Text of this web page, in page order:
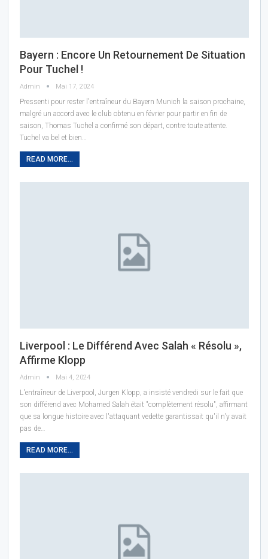
Bayern : Encore Un Retournement De Situation
Pour Tuchel !
Admin Mai 17, 2024
Pressenti pour rester l'entraîneur du Bayern Munich la saison prochaine,
malgré un accord avec le club obtenu en février pour partir en fin de
saison, Thomas Tuchel a confirmé son départ, contre toute attente.
Tuchel va bel et bien…
READ MORE...
Liverpool : Le Différend Avec Salah « Résolu »,
Affirme Klopp
Admin Mai 4, 2024
L'entraîneur de Liverpool, Jurgen Klopp, a insisté vendredi sur le fait que
son différend avec Mohamed Salah était "complètement résolu", affirmant
que sa longue histoire avec l'attaquant vedette garantissait qu'il n'y avait
pas de…
READ MORE...